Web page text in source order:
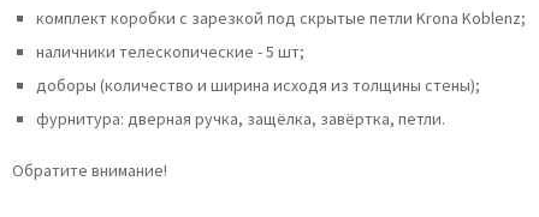
комплект коробки с зарезкой под скрытые петли Krona Koblenz;
наличники телескопические - 5 шт;
доборы (количество и ширина исходя из толщины стены);
фурнитура: дверная ручка, защёлка, завёртка, петли.
Обратите внимание!